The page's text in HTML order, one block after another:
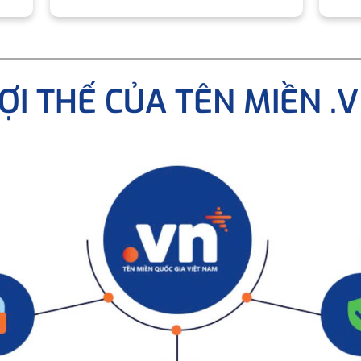
THẾ CỦA TÊN MIỀN